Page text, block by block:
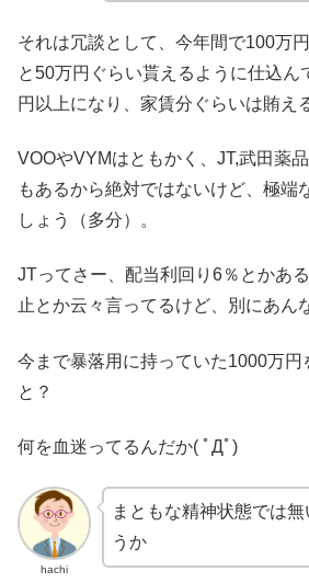
それは冗談として、今年間で100万
と50万円ぐらい貰えるように仕込ん
円以上になり、家賃分ぐらいは賄え
VOOやVYMはともかく、JT,武田薬
もあるから絶対ではないけど、極端
しょう（多分）。
JTってさー、配当利回り6％とかあ
止とか云々言ってるけど、別にあん
今まで暴落用に持っていた1000万
と？
何を血迷ってるんだか( ﾟДﾟ)
hachi
まともな精神状態では
うか